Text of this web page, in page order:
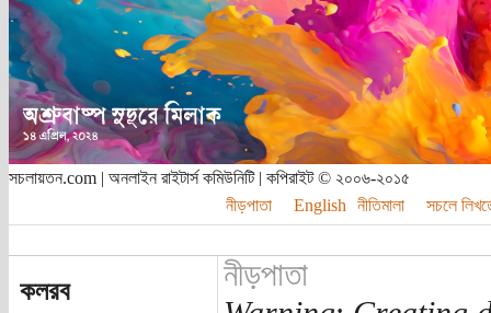
সচলায়তন.com | অনলাইন রাইটার্স কমিউনিটি | কপিরাইট © ২০০৬-২০১৫
নীড়পাতা
English নীতিমালা সচলে
কলরব
নীড়পাতা